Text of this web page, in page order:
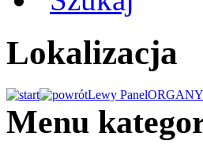
Lokalizacja
Lewy Panel
Menu